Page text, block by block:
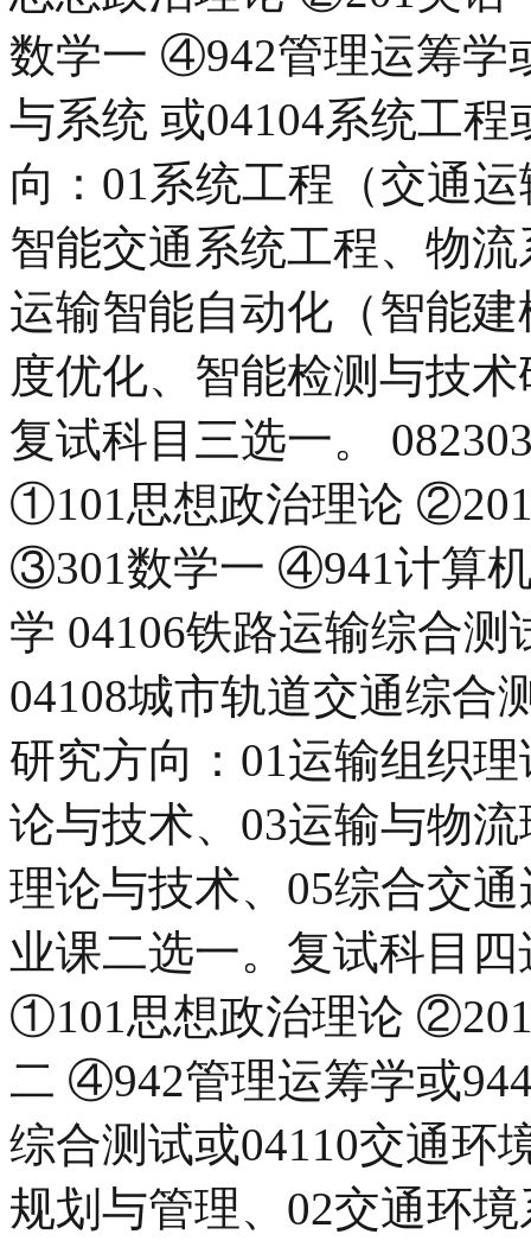
数学一 ④942管理运筹学
与系统 或04104系统工
向：01系统工程（交通
智能交通系统工程、物
运输智能自动化（智能
度优化、智能检测与技
复试科目三选一。
①101思想政治理论
③301数学一 ④941计算
学 04106铁路运输综合
04108城市轨道交通综合
研究方向：01运输组织
论与技术、03运输与物
理论与技术、05综合交
业课二选一。复试科目
①101思想政治理论
二 ④942管理运筹学或
综合测试或04110交通环
规划与管理、02交通环